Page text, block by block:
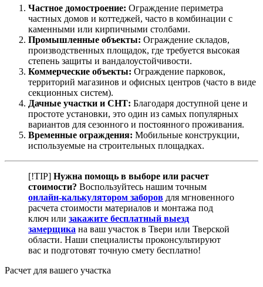
Частное домостроение: Ограждение периметра
частных домов и коттеджей, часто в комбинации с
каменными или кирпичными столбами.
Промышленные объекты: Ограждение складов,
производственных площадок, где требуется высокая
степень защиты и вандалоустойчивости.
Коммерческие объекты: Ограждение парковок,
территорий магазинов и офисных центров (часто в виде
секционных систем).
Дачные участки и СНТ: Благодаря доступной цене и
простоте установки, это один из самых популярных
вариантов для сезонного и постоянного проживания.
Временные ограждения: Мобильные конструкции,
используемые на строительных площадках.
[!TIP] Нужна помощь в выборе или расчет
стоимости? Воспользуйтесь нашим точным
онлайн-калькулятором заборов для мгновенного
расчета стоимости материалов и монтажа под
ключ или закажите бесплатный выезд
замерщика на ваш участок в Твери или Тверской
области. Наши специалисты проконсультируют
вас и подготовят точную смету бесплатно!
Расчет для вашего участка